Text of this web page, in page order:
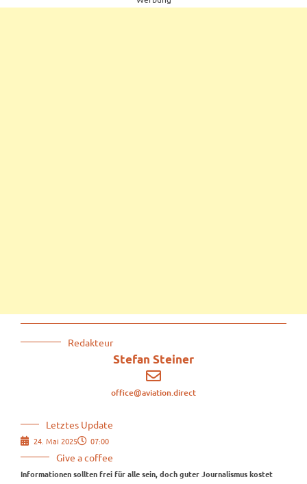
Redakteur
Stefan Steiner
office@aviation.direct
Letztes Update
24. Mai 2025 07:00
Give a coffee
Informationen sollten frei für alle sein, doch guter Journalismus kostet